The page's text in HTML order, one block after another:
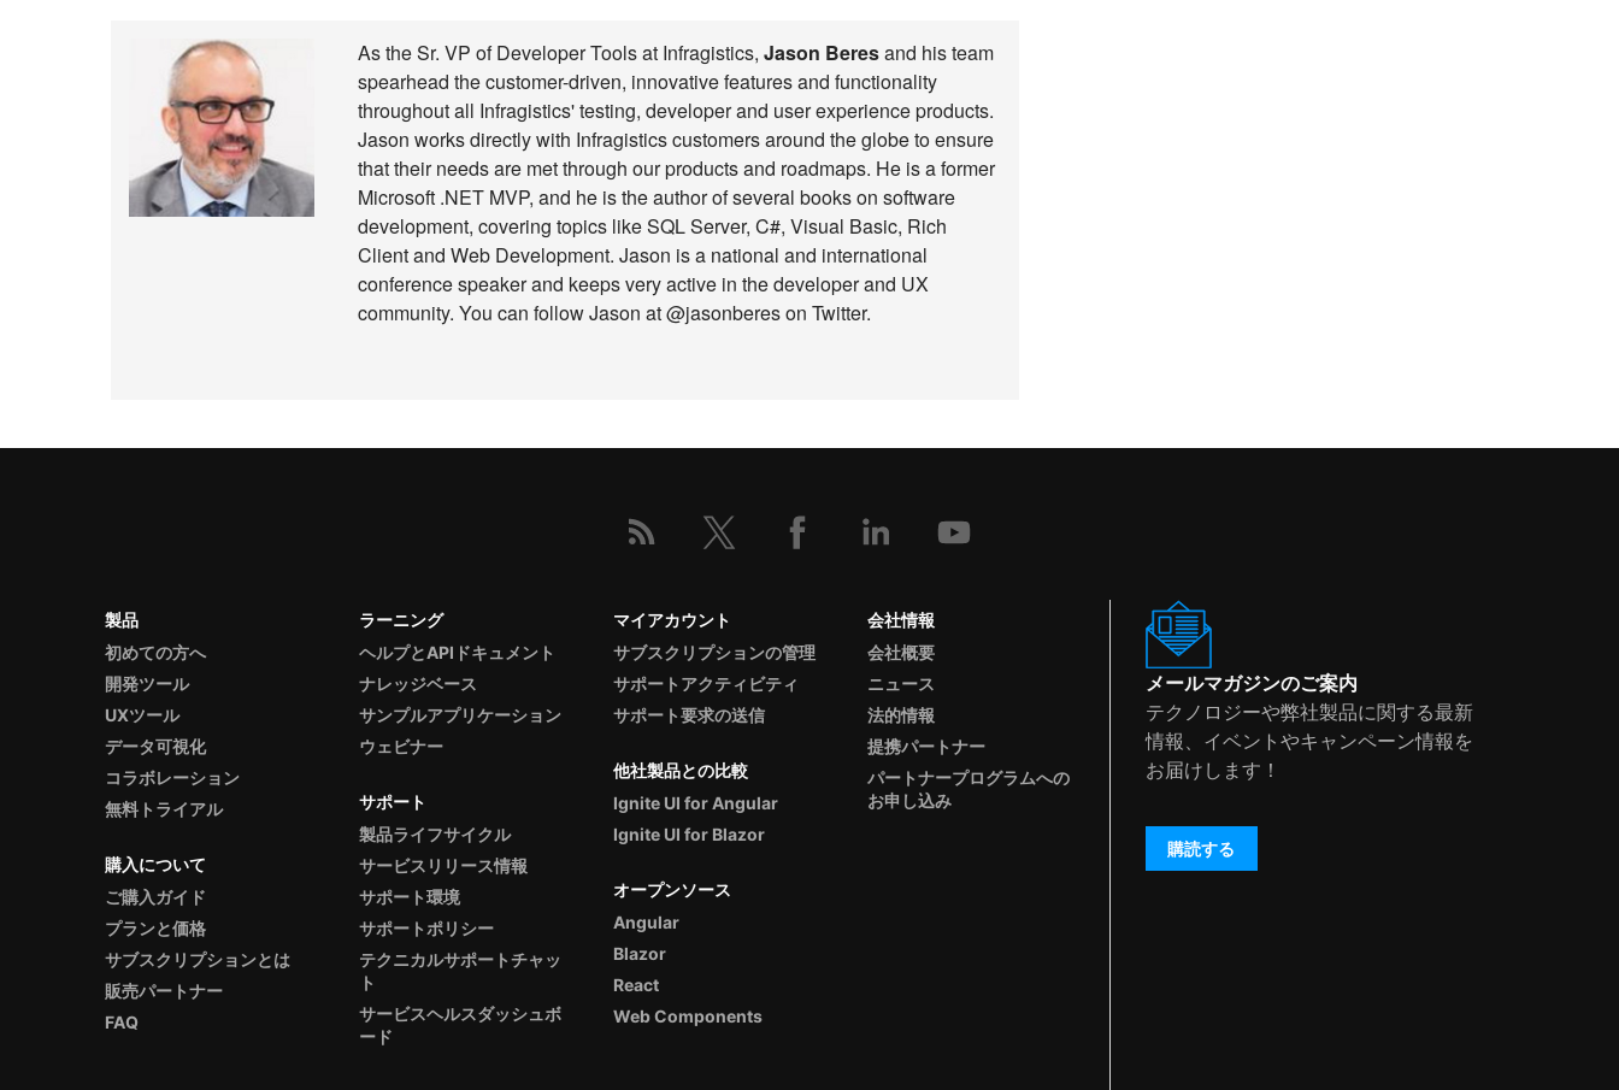
As the Sr. VP of Developer Tools at Infragistics,Jason Beresand his team
spearhead the customer-driven, innovative features and functionality
throughout all Infragistics' testing, developer and user experience products.
Jason works directly with Infragistics customers around the globe to ensure
that their needs are met through our products and roadmaps. He is a former
Microsoft .NET MVP, and he is the author of several books on software
development, covering topics like SQL Server, C#, Visual Basic, Rich
Client and Web Development. Jason is a national and international
conference speaker and keeps very active in the developer and UX
community. You can follow Jason at @jasonberes on Twitter.
製品
初めての方へ
開発ツール
UXツール
データ可視化
コラボレーション
無料トライアル
購入について
ご購入ガイド
プランと価格
サブスクリプションとは
販売パートナー
FAQ
ラーニング
ヘルプとAPIドキュメント
ナレッジベース
サンプルアプリケーション
ウェビナー
サポート
製品ライフサイクル
サービスリリース情報
サポート環境
サポートポリシー
テクニカルサポートチャッ
ト
サービスヘルスダッシュボ
ード
マイアカウント
サブスクリプションの管理
サポートアクティビティ
サポート要求の送信
他社製品との比較
Ignite UI for Angular
Ignite UI for Blazor
オープンソース
Angular
Blazor
React
Web Components
会社情報
会社概要
ニュース
法的情報
提携パートナー
パートナープログラムへの
お申し込み
メールマガジンのご案内
テクノロジーや弊社製品に関する最新
情報、イベントやキャンペーン情報を
お届けします！
購読する